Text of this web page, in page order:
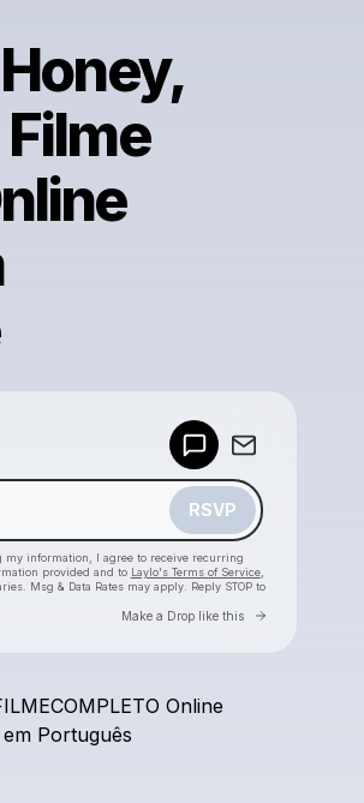
RSVP
my information, I agree to receive recurring
provided and to Laylo's Terms of Service,
Msg & Data Rates may apply. Reply STOP to
Make a Drop like this Go to
your texts
Online
em Português